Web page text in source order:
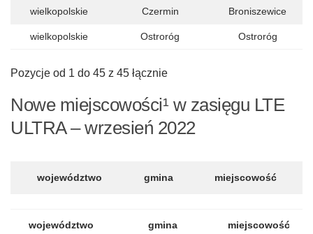
wielkopolskie Czermin Broniszewice
wielkopolskie Ostroróg Ostroróg
Pozycje od 1 do 45 z 45 łącznie
Nowe miejscowości¹ w zasięgu LTE
ULTRA – wrzesień 2022
województwo gmina miejscowość
województwo gmina miejscowość